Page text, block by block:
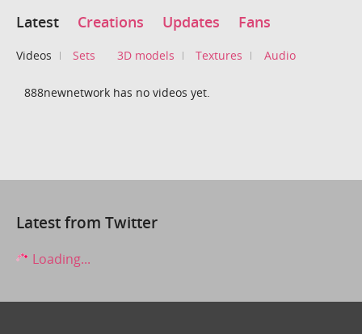
Latest Creations Updates Fans
Videos Sets 3D models Textures Audio
888newnetwork has no videos yet.
Latest from Twitter
Loading...